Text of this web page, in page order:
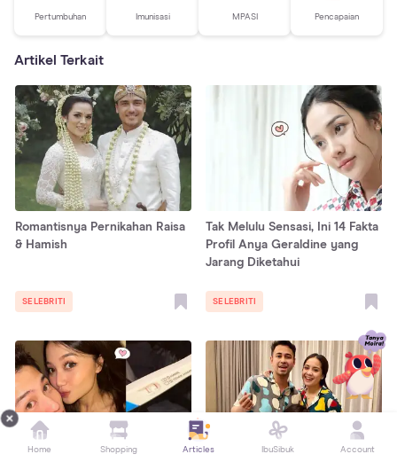
Pertumbuhan Imunisasi MPASI Pencapaian
Artikel Terkait
Romantisnya Pernikahan Raisa
& Hamish
SELEBRITI
Tak Melulu Sensasi, Ini 14 Fakta
Profil Anya Geraldine yang
Jarang Diketahui
SELEBRITI
Home Shopping Articles IbuSibuk Account